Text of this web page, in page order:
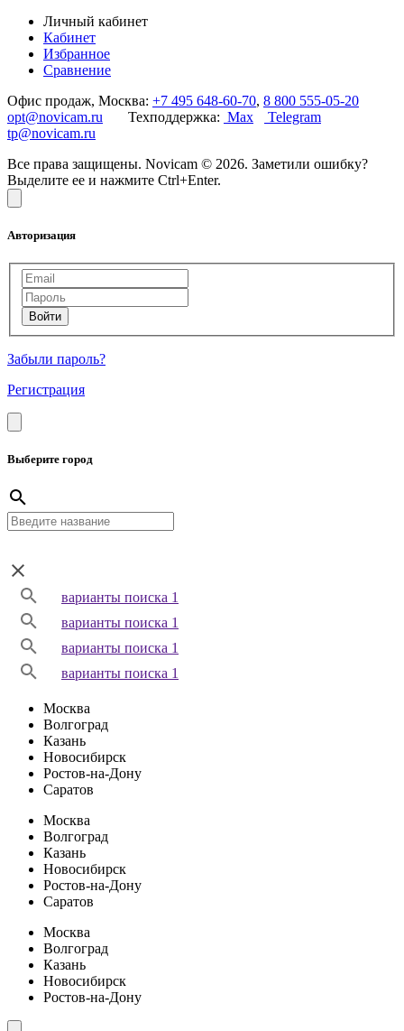
Личный кабинет
Кабинет
Избранное
Сравнение
Офис продаж, Москва: +7 495 648-60-70, 8 800 555-05-20
opt@novicam.ru Техподдержка: Max
Telegram
tp@novicam.ru
Все права защищены. Novicam © 2026. Заметили ошибку?
Выделите ее и нажмите Ctrl+Enter.
Авторизация
Забыли пароль?
Регистрация
Выберите город
варианты поиска 1
варианты поиска 1
варианты поиска 1
варианты поиска 1
Москва
Волгоград
Казань
Новосибирск
Ростов-на-Дону
Саратов
Москва
Волгоград
Казань
Новосибирск
Ростов-на-Дону
Саратов
Москва
Волгоград
Казань
Новосибирск
Ростов-на-Дону